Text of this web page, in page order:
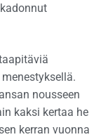
nousseen
kaksi kertaa he
kerran vuonna